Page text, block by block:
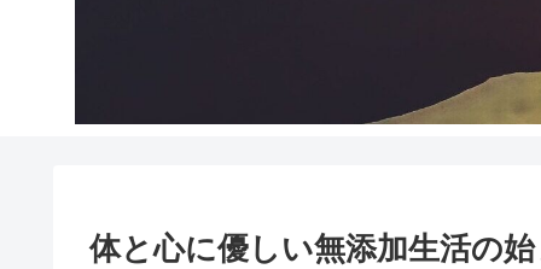
体と心に優しい無添加生活の